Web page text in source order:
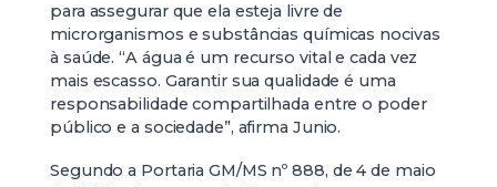
para assegurar que ela esteja livre de
microrganismos e substâncias químicas nocivas
à saúde. “A água é um recurso vital e cada vez
mais escasso. Garantir sua qualidade é uma
responsabilidade compartilhada entre o poder
público e a sociedade”, afirma Junio.
Segundo a Portaria GM/MS nº 888, de 4 de maio